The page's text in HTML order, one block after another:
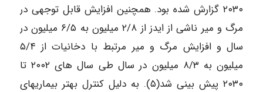
۲۰۳۰ گزارش شده بود. همچنین افزایش قابل توجهی در
مرگ و میر ناشی از ایدز از ۲/۸ میلیون به ۶/۵ میلیون در
سال و افزایش مرگ و میر مرتبط با دخانیات از ۵/۴
میلیون به ۸/۳ میلیون در سال طی سال های ۲۰۰۲ تا
۲۰۳۰ پیش بینی شد(۵). به دلیل کنترل بهتر بیماریهای